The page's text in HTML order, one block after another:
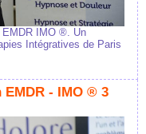
EMDR IMO ®. Un
Intégratives de Paris
EMDR - IMO ® 3